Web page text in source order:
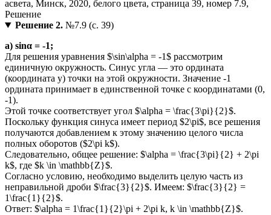
Решение 2.№7.9 (с. 39)
а) sinα = -1;
Для решения уравнения $\sin\alpha = -1$ рассмотрим
единичную окружность. Синус угла — это ордината
(координата y) точки на этой окружности. Значение -1
ордината принимает в единственной точке с координатами (0,
-1).
Этой точке соответствует угол $\alpha = \frac{3\pi}{2}$.
Поскольку функция синуса имеет период $2\pi$, все решения
получаются добавлением к этому значению целого числа
полных оборотов ($2\pi k$).
Следовательно, общее решение: $\alpha = \frac{3\pi}{2} + 2\pi
k$, где $k \in \mathbb{Z}$.
Согласно условию, необходимо выделить целую часть из
неправильной дроби $\frac{3}{2}$. Имеем: $\frac{3}{2} =
1\frac{1}{2}$.
Ответ: $\alpha = 1\frac{1}{2}\pi + 2\pi k, k \in \mathbb{Z}$.